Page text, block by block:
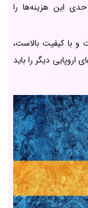
این هزینه‌ها را
با کیفیت بالاست،
اروپایی دیگر را باید